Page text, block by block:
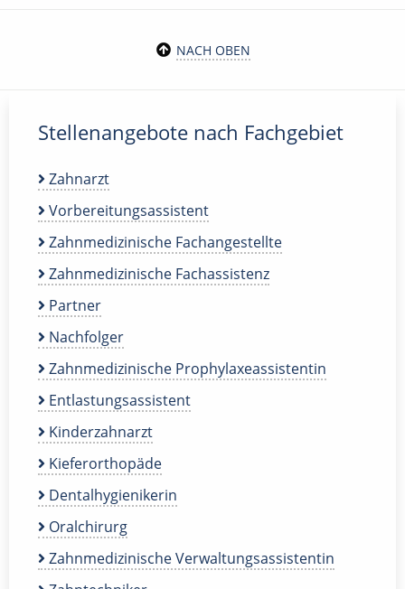
NACH OBEN
Stellenangebote nach Fachgebiet
Zahnarzt
Vorbereitungsassistent
Zahnmedizinische Fachangestellte
Zahnmedizinische Fachassistenz
Partner
Nachfolger
Zahnmedizinische Prophylaxeassistentin
Entlastungsassistent
Kinderzahnarzt
Kieferorthopäde
Dentalhygienikerin
Oralchirurg
Zahnmedizinische Verwaltungsassistentin